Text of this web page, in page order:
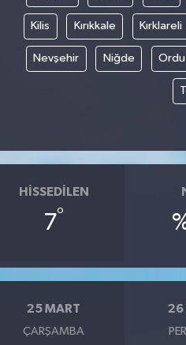
Kilis Kırıkkale Kırklareli
Nevşehir Niğde Ordu
HISSEDILEN
7°
25 MART
ÇARŞAMBA
26